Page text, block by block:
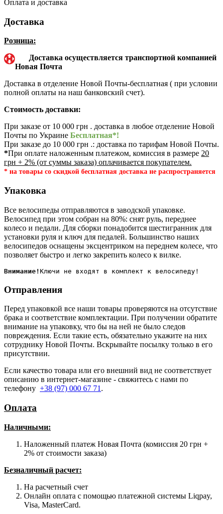
Оплата и доставка
Доставка
Розница:
Доставка осуществляется транспортной компанией
Новая Почта
Доставка в отделение Новой Почты-бесплатная ( при условии
полной оплаты на наш банковский счет).
Стоимость доставки:
При заказе от 10 000 грн . доставка в любое отделение Новой
Почты по Украине Бесплатная*!
При заказе до 10 000 грн .: доставка по тарифам Новой Почты.
*При оплате наложенным платежом, комиссия в размере 20
грн + 2% (от суммы заказа) оплачивается покупателем.
* на товары со скидкой бесплатная доставка не распространяется
Упаковка
Все велосипеды отправляются в заводской упаковке.
Велосипед при этом собран на 80%: снят руль, переднее
колесо и педали. Для сборки понадобится шестигранник для
установки руля и ключ для педалей. Большинство наших
велосипедов оснащены эксцентриком на переднем колесе, что
позволяет быстро и легко закрепить колесо к вилке.
Внимание!
Отправления
Перед упаковкой все наши товары проверяются на отсутствие
брака и соответствие комплектации. При получении обратите
внимание на упаковку, что бы на ней не было следов
повреждения. Если такие есть, обязательно укажите на них
сотруднику Новой Почты. Вскрывайте посылку только в его
присутствии.
Если качество товара или его внешний вид не соответствует
описанию в интернет-магазине - свяжитесь с нами по
телефону +38 (97) 000 67 71 .
Оплата
Наличными:
Наложенный платеж Новая Почта (комиссия 20 грн +
2% от стоимости заказа)
Безналичный расчет:
На расчетный счет
Онлайн оплата с помощью платежной системы Liqpay,
Visa, MasterCard.